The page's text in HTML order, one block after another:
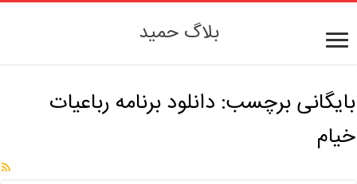
بلاگ حمید
بایگانی برچسب: دانلود برنامه رباعیات
خیام